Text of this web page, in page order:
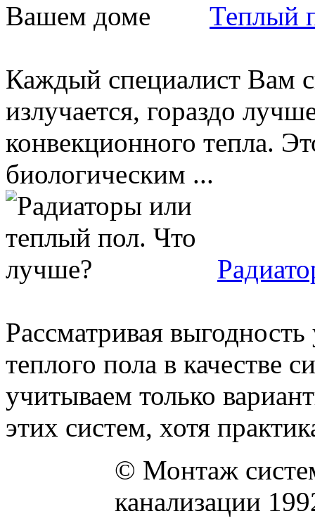
Теплый
Каждый специалист Вам
излучается, гораздо
конвекционного тепла.
биологическим ...
Рассматривая
теплого пола в качестве
учитываем только
этих систем, хотя
© Монтаж
канализации